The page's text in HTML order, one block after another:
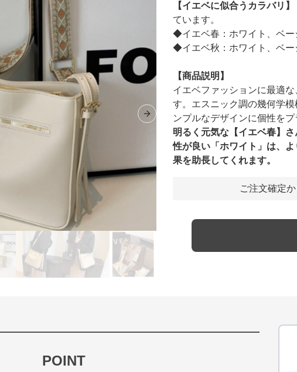
Next slide
【イエベに似合うカラバリ】
ています。
◆イエベ春：ホワイト、ベー
◆イエベ秋：ホワイト、ベー
【商品説明】
イエベファッションに最適
す。エスニック調の幾何学
ンプルなデザインに個性をプ
明るく元気な【イエベ春】
性が良い「ホワイト」は、
果を助長してくれます。
ご注文確定
POINT